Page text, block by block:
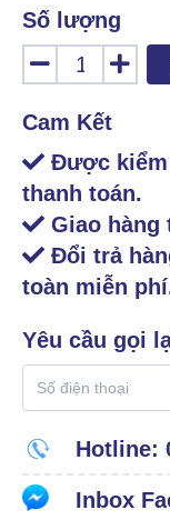
Số lượng
Cam Kết
Được
thanh toán.
Giao hàng
Đổi trả
toàn miễn
Yêu cầu gọi
Hotline:
Inbox